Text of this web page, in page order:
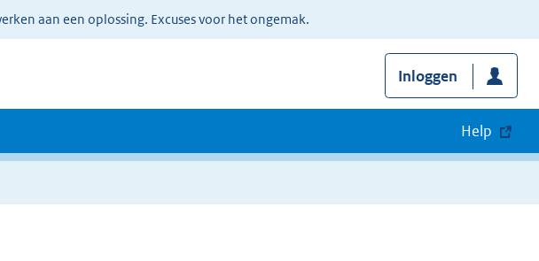
aan een oplossing. Excuses voor het ongemak.
Inloggen
Help